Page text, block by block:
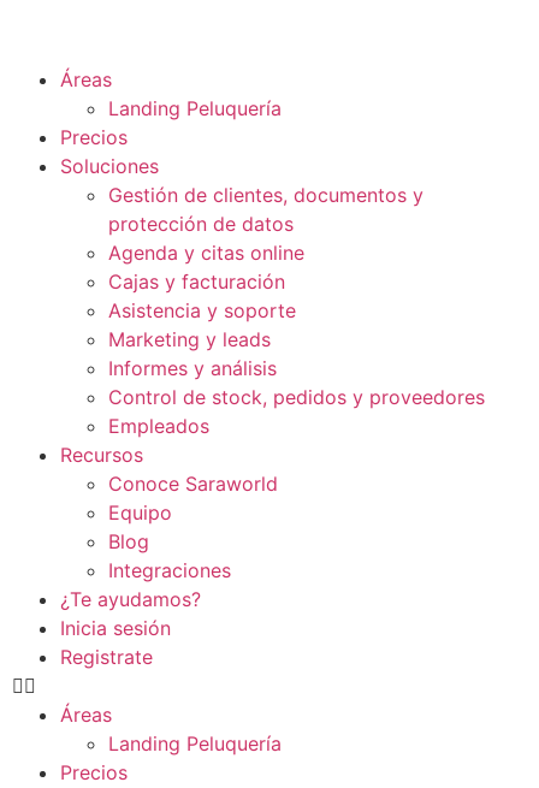
Áreas
Landing Peluquería
Precios
Soluciones
Gestión de clientes, documentos y
protección de datos
Agenda y citas online
Cajas y facturación
Asistencia y soporte
Marketing y leads
Informes y análisis
Control de stock, pedidos y proveedores
Empleados
Recursos
Conoce Saraworld
Equipo
Blog
Integraciones
¿Te ayudamos?
Inicia sesión
Registrate
Áreas
Landing Peluquería
Precios